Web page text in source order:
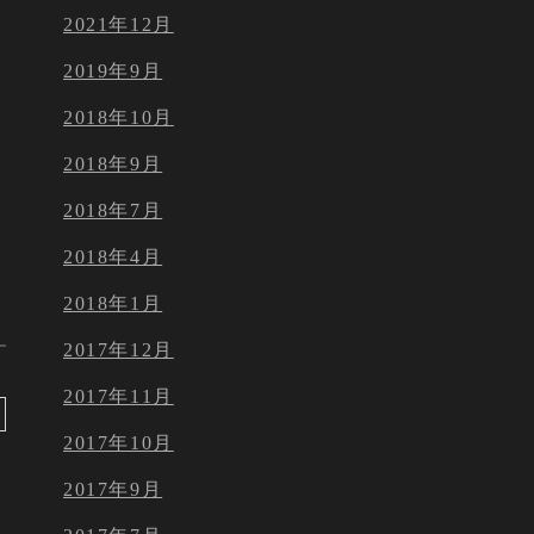
2021年12月
2019年9月
2018年10月
2018年9月
2018年7月
2018年4月
2018年1月
2017年12月
2017年11月
2017年10月
2017年9月